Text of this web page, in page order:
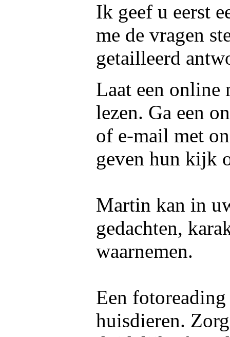
Ik geef u eerst
me de vragen
getailleerd
Laat een
lezen. Ga een
of e-mail met
geven hun kijk
Martin kan in
gedachten,
waarnemen.
Een
huisdieren.